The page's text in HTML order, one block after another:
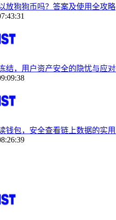
放狗狗币吗？答案及使用全攻略
结，用户资产安全的隐忧与应
钱包，安全查看链上数据的实